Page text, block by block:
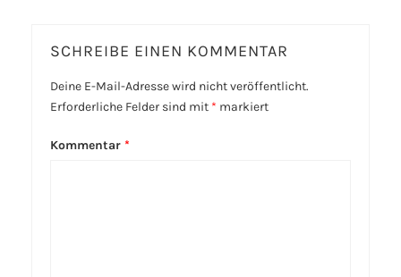
SCHREIBE EINEN KOMMENTAR
Deine E-Mail-Adresse wird nicht veröffentlicht.
Erforderliche Felder sind mit * markiert
Kommentar *